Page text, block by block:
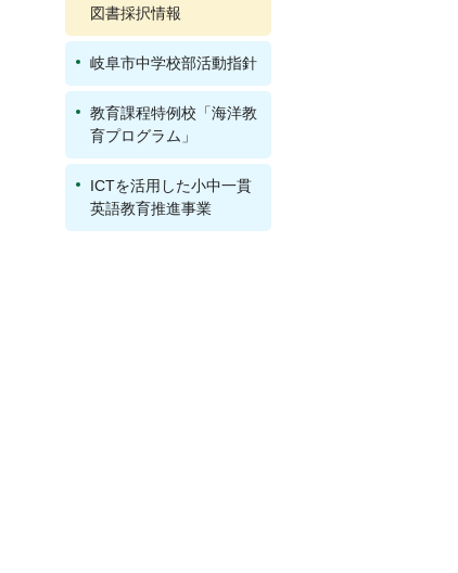
図書採択情報
岐阜市中学校部活動指針
教育課程特例校「海洋教
育プログラム」
ICTを活用した小中一貫
英語教育推進事業